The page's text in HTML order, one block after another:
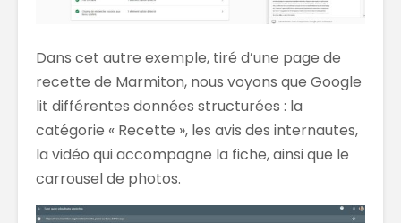
Dans cet autre exemple, tiré d’une page de
recette de Marmiton, nous voyons que Google
lit différentes données structurées : la
catégorie « Recette », les avis des internautes,
la vidéo qui accompagne la fiche, ainsi que le
carrousel de photos.